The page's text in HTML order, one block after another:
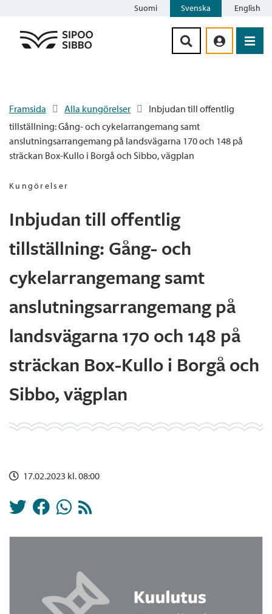
Suomi Svenska English
Framsida Alla kungörelser
Inbjudan till offentlig
tillställning: Gång- och cykelarrangemang samt
anslutningsarrangemang på landsvägarna 170 och 148 på
sträckan Box-Kullo i Borgå och Sibbo, vägplan
Kungörelser
Inbjudan till offentlig
tillställning: Gång- och
cykelarrangemang samt
anslutningsarrangemang på
landsvägarna 170 och 148 på
sträckan Box-Kullo i Borgå och
Sibbo, vägplan
17.02.2023 kl. 08:00